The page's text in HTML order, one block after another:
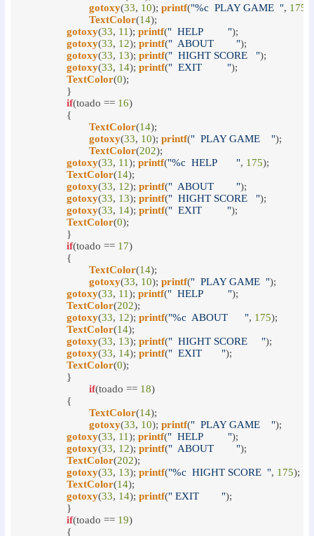
gotoxy(33, 10); printf("%c  PLAY GAME  ", 175
TextColor(14);
gotoxy(33, 11); printf("  HELP         ");
gotoxy(33, 12); printf("  ABOUT        ");
gotoxy(33, 13); printf("  HIGHT SCORE   ");
gotoxy(33, 14); printf("  EXIT         ");
TextColor(0);
if(toado == 16)
TextColor(14);
gotoxy(33, 10); printf("  PLAY GAME    ");
TextColor(202);
gotoxy(33, 11); printf("%c  HELP       ", 175);
TextColor(14);
gotoxy(33, 12); printf("  ABOUT        ");
gotoxy(33, 13); printf("  HIGHT SCORE   ");
gotoxy(33, 14); printf("  EXIT         ");
TextColor(0);
if(toado == 17)
TextColor(14);
gotoxy(33, 10); printf("  PLAY GAME  ");
gotoxy(33, 11); printf("  HELP         ");
TextColor(202);
gotoxy(33, 12); printf("%c  ABOUT      ", 175);
TextColor(14);
gotoxy(33, 13); printf("  HIGHT SCORE     ");
gotoxy(33, 14); printf("  EXIT       ");
TextColor(0);
if(toado == 18)
TextColor(14);
gotoxy(33, 10); printf("  PLAY GAME    ");
gotoxy(33, 11); printf("  HELP         ");
gotoxy(33, 12); printf("  ABOUT        ");
TextColor(202);
gotoxy(33, 13); printf("%c  HIGHT SCORE  ", 175);
TextColor(14);
gotoxy(33, 14); printf(" EXIT        ");
if(toado == 19)